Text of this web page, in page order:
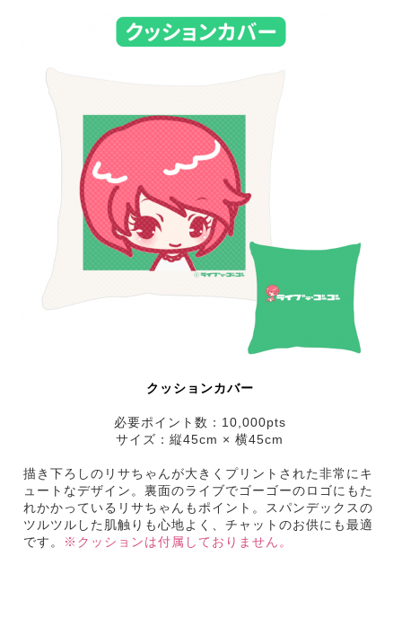
クッションカバー
必要ポイント数：10,000pts
サイズ：縦45cm × 横45cm
描き下ろしのリサちゃんが大きくプリントされた非常にキ
ュートなデザイン。裏面のライブでゴーゴーのロゴにもた
れかかっているリサちゃんもポイント。スパンデックスの
ツルツルした肌触りも心地よく、チャットのお供にも最適
です。
※クッションは付属しておりません。